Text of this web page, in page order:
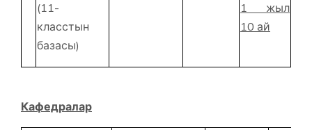
(11-
класстын
базасы)
1 жыл
10 ай
Кафедралар